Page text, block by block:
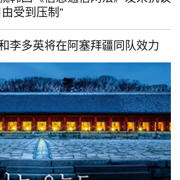
受到压制”
李多英将在阿塞拜疆同队效力